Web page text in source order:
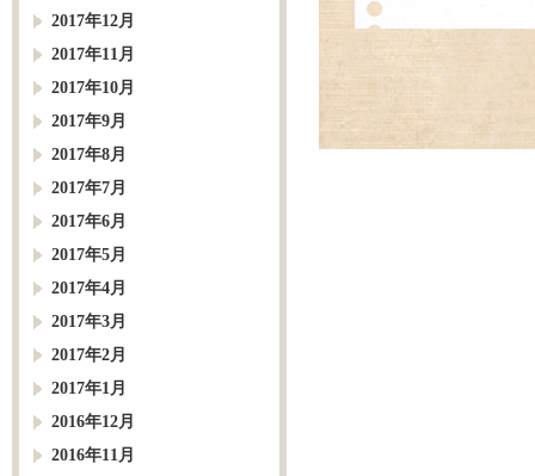
2017年12月
2017年11月
2017年10月
2017年9月
2017年8月
2017年7月
2017年6月
2017年5月
2017年4月
2017年3月
2017年2月
2017年1月
2016年12月
2016年11月